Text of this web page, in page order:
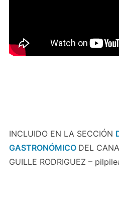
INCLUIDO EN LA SECCIÓN
GASTRONÓMICO DEL
GUILLE RODRIGUEZ –